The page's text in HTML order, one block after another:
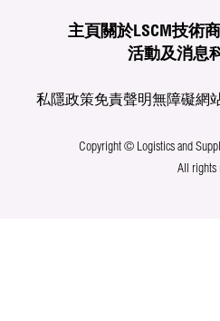
主頁 關於LSCM技術
活動及消息
私隱政策免責聲明無障礙網
Copyright © Logistics and
All rights